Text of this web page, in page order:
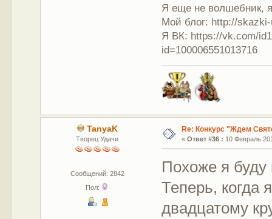
Я еще не волшебник,
Мой блог: http://
Я ВК: https://vk.com/
id=100006551013716
TanyaK
Творец Удачи
Сообщений: 2842
Пол:
Re: Конкурс "Ждем
« Ответ #36 : 10 Февраль
Похоже я
Теперь, когда
двадцатому